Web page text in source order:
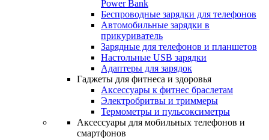
Power Bank
Беспроводные зарядки для телефонов
Автомобильные зарядки в
прикуриватель
Зарядные для телефонов и планшетов
Настольные USB зарядки
Адаптеры для зарядок
Гаджеты для фитнеса и здоровья
Аксессуары к фитнес браслетам
Электробритвы и триммеры
Термометры и пульсоксиметры
Аксессуары для мобильных телефонов и
смартфонов